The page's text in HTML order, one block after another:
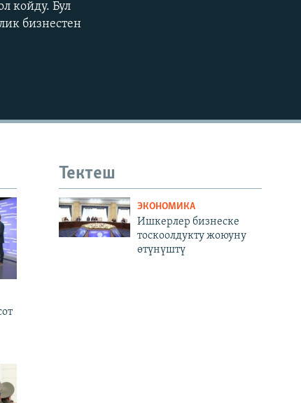
койду. Бул
бизнестен
Тектеш
ЭКОНОМИКА
Ишкерлер бизнеске
тоскоолдукту жоюуну
өтүнүштү